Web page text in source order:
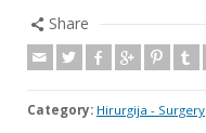
Share
Category: Hirurgija - Surgery